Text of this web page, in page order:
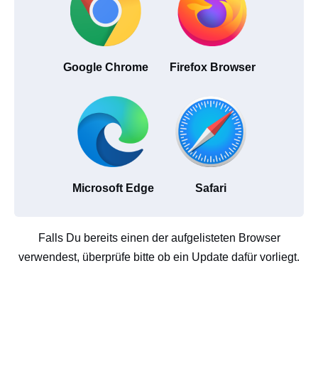
Google Chrome Firefox Browser
Microsoft Edge Safari
Falls Du bereits einen der aufgelisteten Browser
verwendest, überprüfe bitte ob ein Update dafür vorliegt.